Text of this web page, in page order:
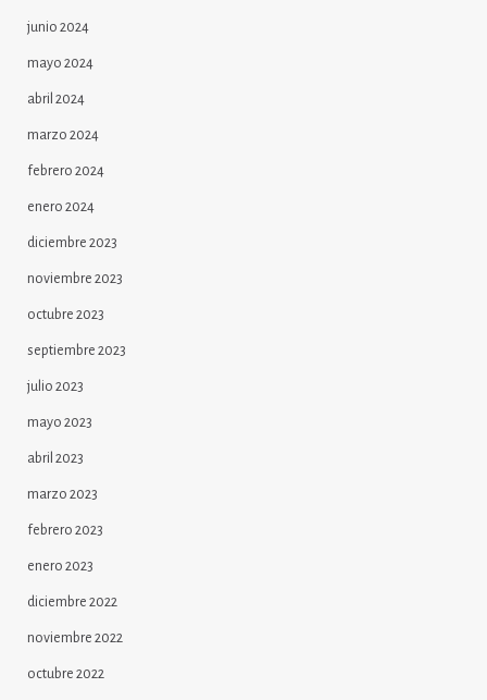
junio 2024
mayo 2024
abril 2024
marzo 2024
febrero 2024
enero 2024
diciembre 2023
noviembre 2023
octubre 2023
septiembre 2023
julio 2023
mayo 2023
abril 2023
marzo 2023
febrero 2023
enero 2023
diciembre 2022
noviembre 2022
octubre 2022